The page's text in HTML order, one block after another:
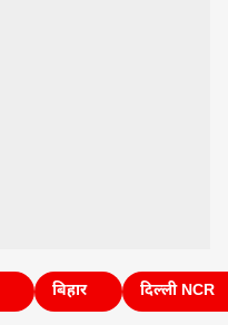
बिहार दिल्ली NCR